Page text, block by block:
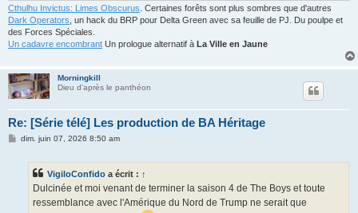
Cthulhu Invictus: Limes Obscurus . Certaines forêts sont plus sombres que d'autres
Dark Operators , un hack du BRP pour Delta Green avec sa feuille de PJ. Du poulpe et
des Forces Spéciales.
Un cadavre encombrant Un prologue alternatif à La Ville en Jaune
Morningkill
Dieu d'après le panthéon
Re: [Série télé] Les production de BA Héritage
Mdim. juin 07, 2026 8:50 am
VigiloConfido a écrit : ↑
Dulcinée et moi venant de terminer la saison 4 de The Boys et toute
ressemblance avec l'Amérique du Nord de Trump ne serait que